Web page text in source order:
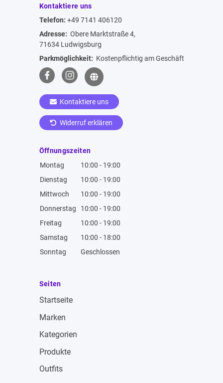
Kontaktiere uns
Telefon: +49 7141 406120
Adresse: Obere Marktstraße 4,
71634 Ludwigsburg
Parkmöglichkeit: Kostenpflichtig am Geschäft
Kontaktiere uns
Widerruf erklären
Öffnungszeiten
Montag
10:00 - 19:00
Dienstag
10:00 - 19:00
Mittwoch
10:00 - 19:00
Donnerstag
10:00 - 19:00
Freitag
10:00 - 19:00
Samstag
10:00 - 18:00
Sonntag
Geschlossen
Seiten
Startseite
Marken
Kategorien
Produkte
Outfits